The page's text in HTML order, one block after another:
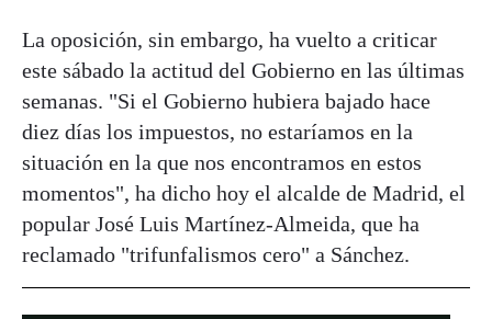
La oposición, sin embargo, ha vuelto a criticar
este sábado la actitud del Gobierno en las últimas
semanas. "Si el Gobierno hubiera bajado hace
diez días los impuestos, no estaríamos en la
situación en la que nos encontramos en estos
momentos", ha dicho hoy el alcalde de Madrid, el
popular José Luis Martínez-Almeida, que ha
reclamado "trifunfalismos cero" a Sánchez.